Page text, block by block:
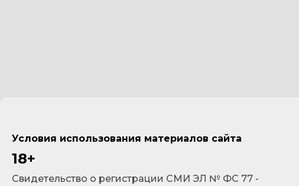
Условия использования материалов сайта
18+
Cвидетельство о регистрации СМИ ЭЛ № ФС 77 -